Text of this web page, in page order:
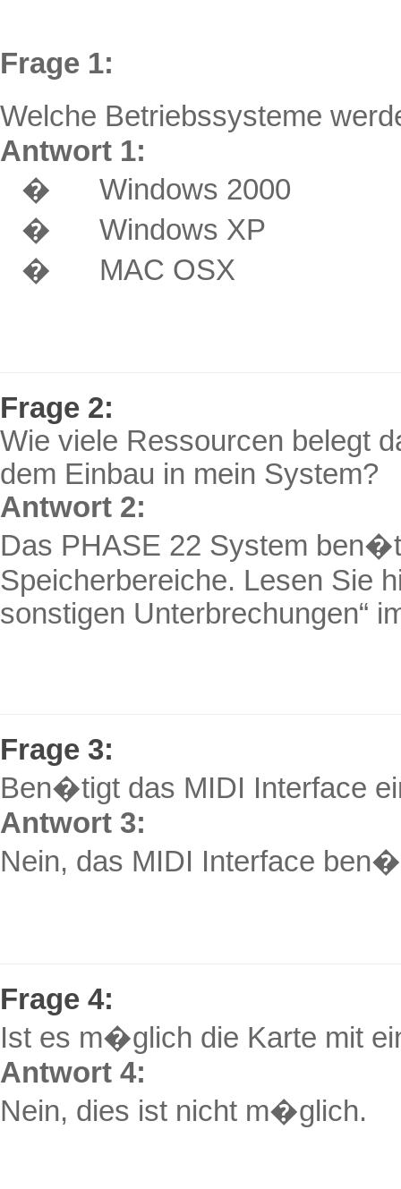
Frage 1:
Welche Betriebssysteme
Antwort 1:
�
Windows 2000
�
Windows XP
�
MAC OSX
Frage 2:
Wie viele Ressourcen belegt
dem Einbau in mein System?
Antwort 2:
Das PHASE 22 System
Speicherbereiche. Lesen Sie
sonstigen Unterbrechungen“
Frage 3:
Ben�tigt das MIDI Interface
Antwort 3:
Nein, das MIDI Interface
Frage 4:
Ist es m�glich die Karte mit
Antwort 4:
Nein, dies ist nicht m�glich.